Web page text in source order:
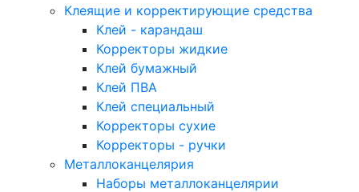
Клеящие и корректирующие средства
Клей - карандаш
Корректоры жидкие
Клей бумажный
Клей ПВА
Клей специальный
Корректоры сухие
Корректоры - ручки
Металлоканцелярия
Наборы металлоканцелярии